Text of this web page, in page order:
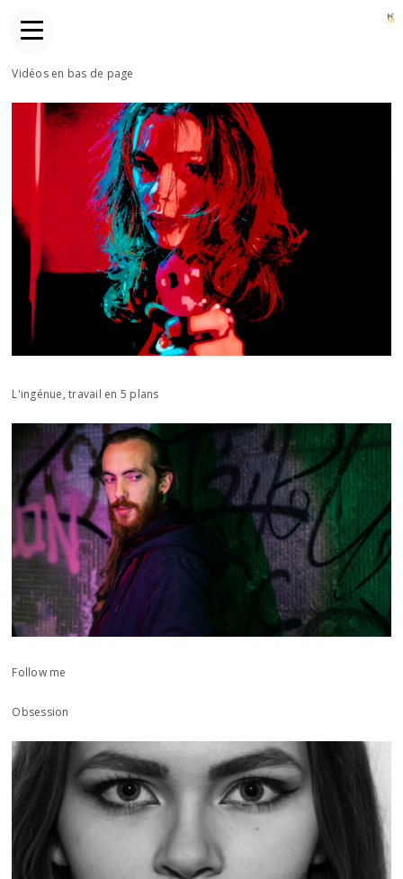
Vidéos en bas de page
L'ingénue, travail en 5 plans
Follow me
Obsession